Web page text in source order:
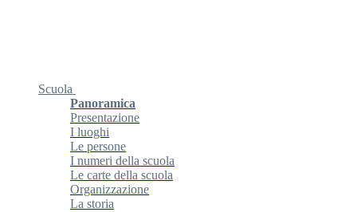
Scuola
Panoramica
Presentazione
I luoghi
Le persone
I numeri della scuola
Le carte della scuola
Organizzazione
La storia